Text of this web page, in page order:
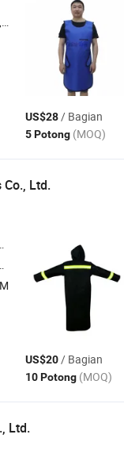
US$28/ Bagian
5 Potong (MOQ)
Ltd.
US$20/ Bagian
10 Potong (MOQ)
Ltd.